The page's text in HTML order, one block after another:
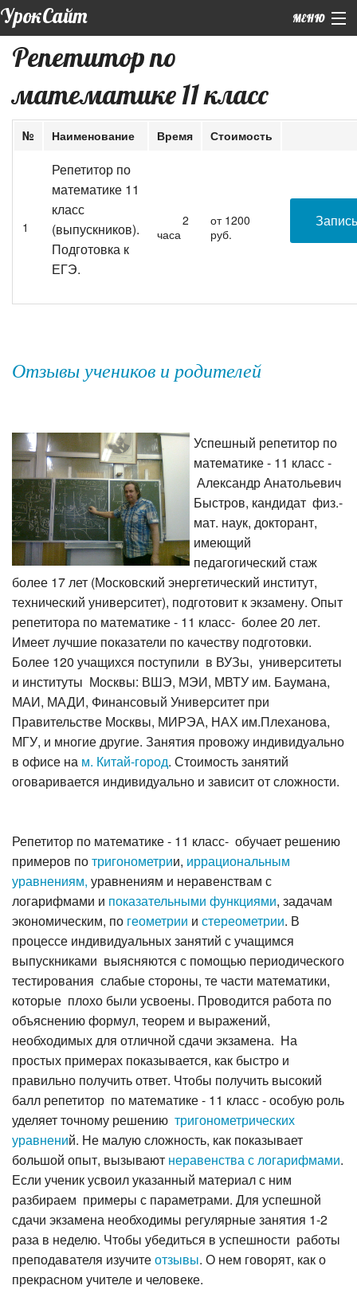
УрокСайт МЕНЮ
Главная
Обо мне
Репетиторы
Контакты
Репетитор по
математике 11 класс
№ Наименование Время Стоимость
1
Репетитор по
математике 11
класс
(выпускников).
Подготовка к
ЕГЭ.
2
часа
от 1200
руб.
Запись
Отзывы учеников и родителей
Успешный репетитор по
математике - 11 класс -
Александр Анатольевич
Быстров, кандидат физ.-
мат. наук, докторант,
имеющий
педагогический стаж
более 17 лет (Московский энергетический институт,
технический университет), подготовит к экзамену. Опыт
репетитора по математике - 11 класс- более 20 лет.
Имеет лучшие показатели по качеству подготовки.
Более 120 учащихся поступили в ВУЗы, университеты
и институты Москвы: ВШЭ, МЭИ, МВТУ им. Баумана,
МАИ, МАДИ, Финансовый Университет при
Правительстве Москвы, МИРЭА, НАХ им.Плеханова,
МГУ, и многие другие. Занятия провожу индивидуально
в офисе на м. Китай-город. Стоимость занятий
оговаривается индивидуально и зависит от сложности.
Репетитор по математике - 11 класс- обучает решению
примеров потригонометрии, иррациональным
уравнениям, уравнениям и неравенствам с
логарифмами и показательными функциями, задачам
экономическим, по геометрии и стереометрии. В
процессе индивидуальных занятий с учащимся
выпускниками выясняются с помощью периодического
тестирования слабые стороны, те части математики,
которые плохо были усвоены. Проводится работа по
объяснению формул, теорем и выражений,
необходимых для отличной сдачи экзамена. На
простых примерах показывается, как быстро и
правильно получить ответ. Чтобы получить высокий
балл репетитор по математике - 11 класс - особую роль
уделяет точному решению тригонометрических
уравнений. Не малую сложность, как показывает
большой опыт, вызывают неравенства с логарифмами.
Если ученик усвоил указанный материал с ним
разбираем примеры с параметрами. Для успешной
сдачи экзамена необходимы регулярные занятия 1-2
раза в неделю. Чтобы убедиться в успешности работы
преподавателя изучитеотзывы. О нем говорят, как о
прекрасном учителе и человеке.